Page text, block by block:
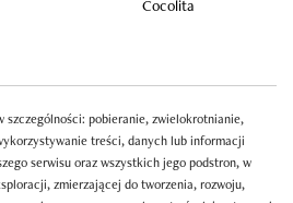
Cocolita
pobieranie, zwielokrotnianie,
treści, danych lub informacji
serwisu oraz wszystkich jego podstron, w
zmierzającej do tworzenia, rozwoju,